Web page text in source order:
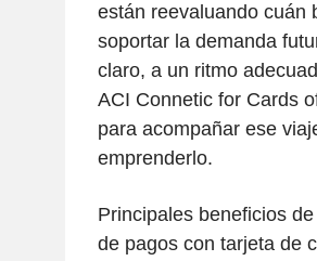
están reevaluando cuán
soportar la demanda
claro, a un ritmo
ACI Connetic for Cards
para acompañar ese
emprenderlo.
Principales beneficios
de pagos con tarjeta de